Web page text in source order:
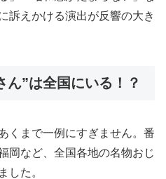
訴えかける演出が反響の大き
ん”は全国にいる！？
くまで一例にすぎません。番
岡など、全国各地の名物おじ
した。